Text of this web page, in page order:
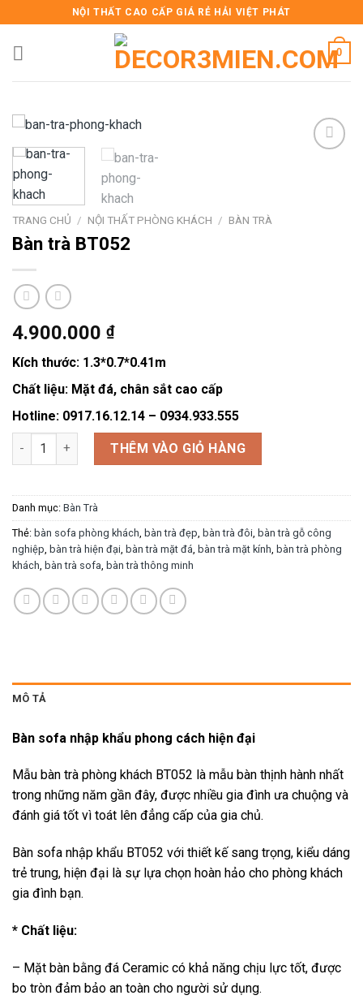
to
content
NỘI THẤT CAO CẤP GIÁ RẺ HẢI VIỆT PHÁT
0
TRANG CHỦ / NỘI THẤT PHÒNG KHÁCH / BÀN TRÀ
Bàn trà BT052
4.900.000 ₫
Kích thước: 1.3*0.7*0.41m
Chất liệu: Mặt đá, chân sắt cao cấp
Hotline: 0917.16.12.14 – 0934.933.555
Bàn trà BT052 số lượngTHÊM VÀO GIỎ HÀNG
Danh mục: Bàn Trà
Thẻ: bàn sofa phòng khách bàn trà đẹp bàn trà đôi bàn trà gỗ công
nghiệp bàn trà hiện đại bàn trà mặt đá bàn trà mặt kính bàn trà phòng
khách bàn trà sofa bàn trà thông minh
MÔ TẢ
Bàn sofa nhập khẩu phong cách hiện đại
Mẫu bàn trà phòng khách BT052 là mẫu bàn thịnh hành nhất
trong những năm gần đây, được nhiều gia đình ưa chuộng và
đánh giá tốt vì toát lên đẳng cấp của gia chủ.
Bàn sofa nhập khẩu BT052 với thiết kế sang trọng, kiểu dáng
trẻ trung, hiện đại là sự lựa chọn hoàn hảo cho phòng khách
gia đình bạn.
* Chất liệu:
– Mặt bàn bằng đá Ceramic có khả năng chịu lực tốt, được
bo tròn đảm bảo an toàn cho người sử dụng.